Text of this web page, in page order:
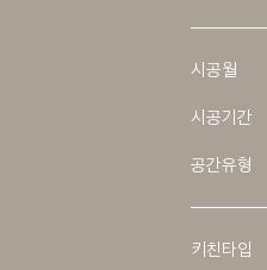
시공월
시공기간
공간유형
키친타입